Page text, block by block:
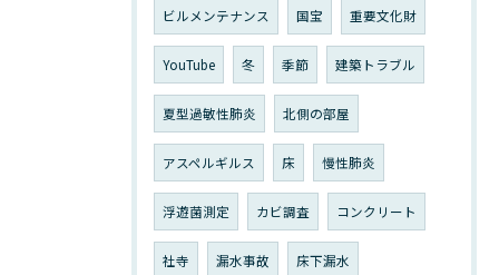
ビルメンテナンス 国宝 重要文化財
YouTube 冬 季節 建築トラブル
夏型過敏性肺炎 北側の部屋
アスペルギルス 床 慢性肺炎
浮遊菌測定 カビ調査 コンクリート
社寺 漏水事故 床下漏水